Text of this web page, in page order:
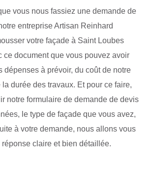
vous nous fassiez une demande de
entreprise Artisan Reinhard
votre façade à Saint Loubes
ce document que vous pouvez avoir
dépenses à prévoir, du coût de notre
durée des travaux. Et pour ce faire,
notre formulaire de demande de devis
le type de façade que vous avez,
à votre demande, nous allons vous
claire et bien détaillée.